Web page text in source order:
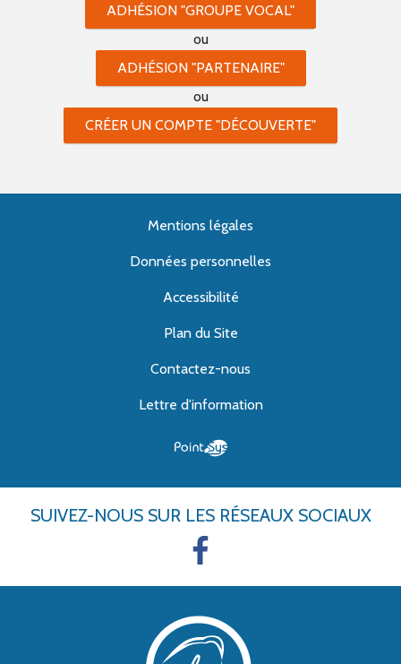
ADHÉSION "GROUPE VOCAL"
ou
ADHÉSION "PARTENAIRE"
ou
CRÉER UN COMPTE "DÉCOUVERTE"
Mentions légales
Données personnelles
Accessibilité
Plan du Site
Contactez-nous
Lettre d'information
SUIVEZ-NOUS SUR LES RÉSEAUX SOCIAUX